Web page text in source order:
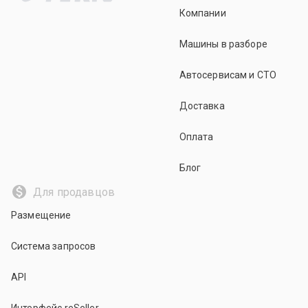
Компании
Машины в разборе
Автосервисам и СТО
Доставка
Оплата
Блог
Для продавцов
Размещение
Система запросов
API